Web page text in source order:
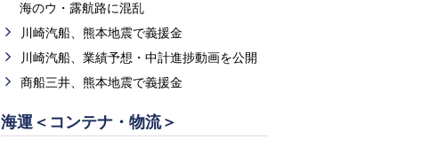
海のウ・露航路に混乱
川崎汽船、熊本地震で義援金
川崎汽船、業績予想・中計進捗動画を公開
商船三井、熊本地震で義援金
海運＜コンテナ・物流＞